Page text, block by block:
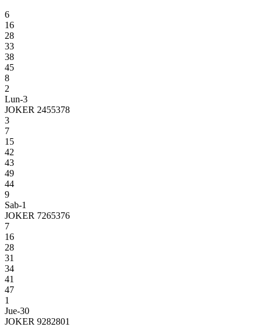
6
16
28
33
38
45
8
2
Lun-3
JOKER 2455378
3
7
15
42
43
49
44
9
Sab-1
JOKER 7265376
7
16
28
31
34
41
47
1
Jue-30
JOKER 9282801